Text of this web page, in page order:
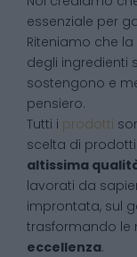
essenziale per
Riteniamo che
degli ingredienti
sostengono e
pensiero.
Tutti i prodotti
scelta di
altissima
lavorati da
improntata, sul
trasformando le
eccellenza.